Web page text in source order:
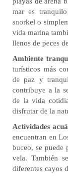
mar es
snorkel o
vida marina
llenos de peces
Ambiente
turísticos más
de paz y
contribuye a la
de la vida
disfrutar de la
Actividades
encuentran en
buceo, se puede
vela. También
diferentes cayos